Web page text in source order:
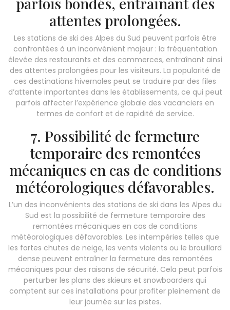
attentes prolongées.
Les stations de ski des Alpes du Sud peuvent parfois être
confrontées à un inconvénient majeur : la fréquentation
élevée des restaurants et des commerces, entraînant ainsi
des attentes prolongées pour les visiteurs. La popularité de
ces destinations hivernales peut se traduire par des files
d’attente importantes dans les établissements, ce qui peut
parfois affecter l’expérience globale des vacanciers en
termes de confort et de rapidité de service.
7. Possibilité de fermeture
temporaire des remontées
mécaniques en cas de conditions
météorologiques défavorables.
L’un des inconvénients des stations de ski dans les Alpes du
Sud est la possibilité de fermeture temporaire des
remontées mécaniques en cas de conditions
météorologiques défavorables. Les intempéries telles que
les fortes chutes de neige, les vents violents ou le brouillard
dense peuvent entraîner la fermeture des remontées
mécaniques pour des raisons de sécurité. Cela peut parfois
perturber les plans des skieurs et snowboarders qui
comptent sur ces installations pour profiter pleinement de
leur journée sur les pistes.